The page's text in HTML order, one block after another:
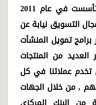
دار التداولات مؤسسة فردية تأسست في عام 2011
التسويق نيابة عن
تمويل المنشأت
من المنتجات
تخدم عملائنا في كل
لهم , من خلال الجهات